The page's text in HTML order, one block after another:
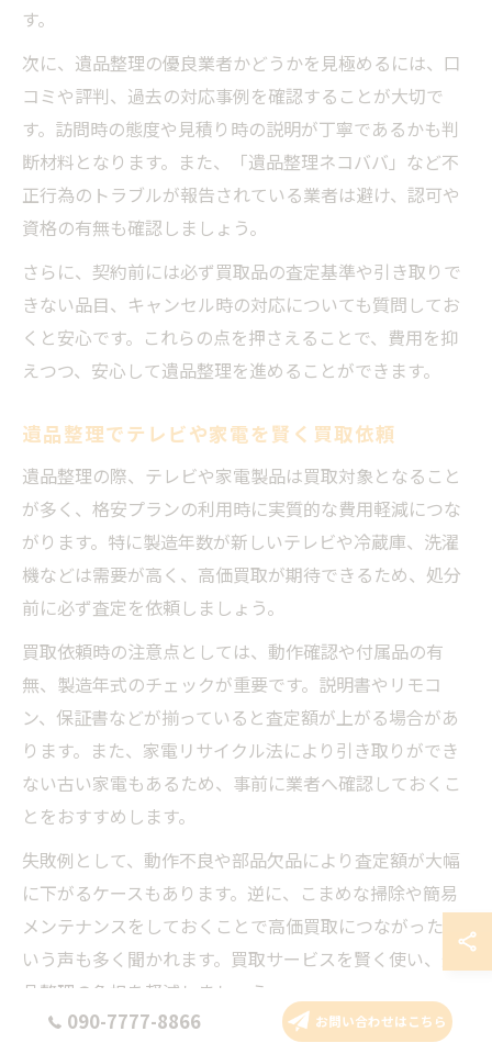
す。
次に、遺品整理の優良業者かどうかを見極めるには、口
コミや評判、過去の対応事例を確認することが大切で
す。訪問時の態度や見積り時の説明が丁寧であるかも判
断材料となります。また、「遺品整理ネコババ」など不
正行為のトラブルが報告されている業者は避け、認可や
資格の有無も確認しましょう。
さらに、契約前には必ず買取品の査定基準や引き取りで
きない品目、キャンセル時の対応についても質問してお
くと安心です。これらの点を押さえることで、費用を抑
えつつ、安心して遺品整理を進めることができます。
遺品整理でテレビや家電を賢く買取依頼
遺品整理の際、テレビや家電製品は買取対象となること
が多く、格安プランの利用時に実質的な費用軽減につな
がります。特に製造年数が新しいテレビや冷蔵庫、洗濯
機などは需要が高く、高価買取が期待できるため、処分
前に必ず査定を依頼しましょう。
買取依頼時の注意点としては、動作確認や付属品の有
無、製造年式のチェックが重要です。説明書やリモコ
ン、保証書などが揃っていると査定額が上がる場合があ
ります。また、家電リサイクル法により引き取りができ
ない古い家電もあるため、事前に業者へ確認しておくこ
とをおすすめします。
失敗例として、動作不良や部品欠品により査定額が大幅
に下がるケースもあります。逆に、こまめな掃除や簡易
メンテナンスをしておくことで高価買取につながったと
いう声も多く聞かれます。買取サービスを賢く使い、遺
品整理の負担を軽減しましょう。
090-7777-8866 お問い合わせはこちら